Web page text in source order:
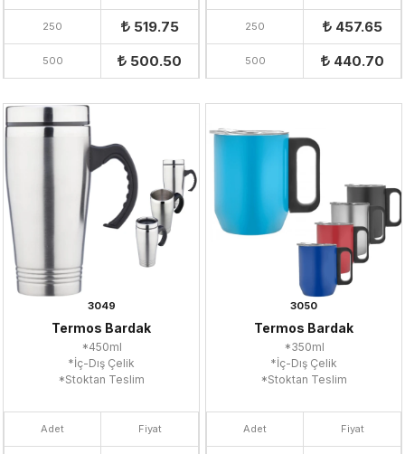
250 519.75
500 500.50
250 457.65
500 440.70
3049
Termos Bardak
*450ml
*İç-Dış Çelik
*Stoktan Teslim
Adet Fiyat
3050
Termos Bardak
*350ml
*İç-Dış Çelik
*Stoktan Teslim
Adet Fiyat